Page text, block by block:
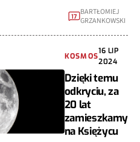
17 BARTŁOMIEJ
GRZANKOWSKI
KOSMOS
16 LIP
2024
Dzięki temu
odkryciu, za
20 lat
zamieszkamy
na Księżycu